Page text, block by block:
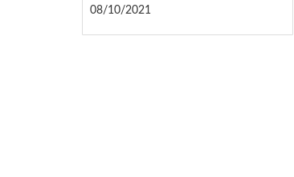
08/10/2021